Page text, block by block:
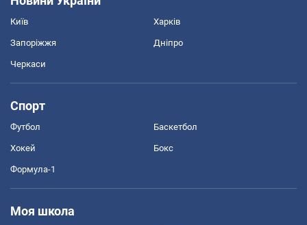
Київ Харків
Запоріжжя Дніпро
Черкаси
Спорт
Футбол Баскетбол
Хокей Бокс
Формула-1
Моя школа